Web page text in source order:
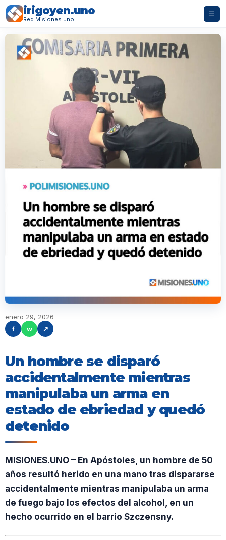
irigoyen.uno
Red Misiones.uno
☰
enero 29, 2026
f
w ↗
Un hombre se disparó
accidentalmente mientras
manipulaba un arma en
estado de ebriedad y quedó
detenido
MISIONES.UNO – En Apóstoles, un hombre de 50
años resultó herido en una mano tras dispararse
accidentalmente mientras manipulaba un arma
de fuego bajo los efectos del alcohol, en un
hecho ocurrido en el barrio Szczensny.